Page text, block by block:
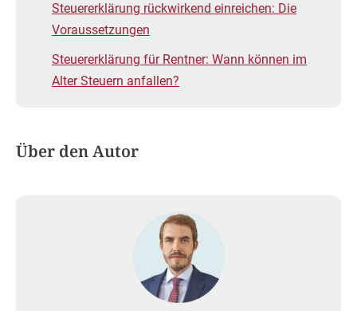
Steuererklärung rückwirkend einreichen: Die
Voraussetzungen
Steuererklärung für Rentner: Wann können im
Alter Steuern anfallen?
Über den Autor